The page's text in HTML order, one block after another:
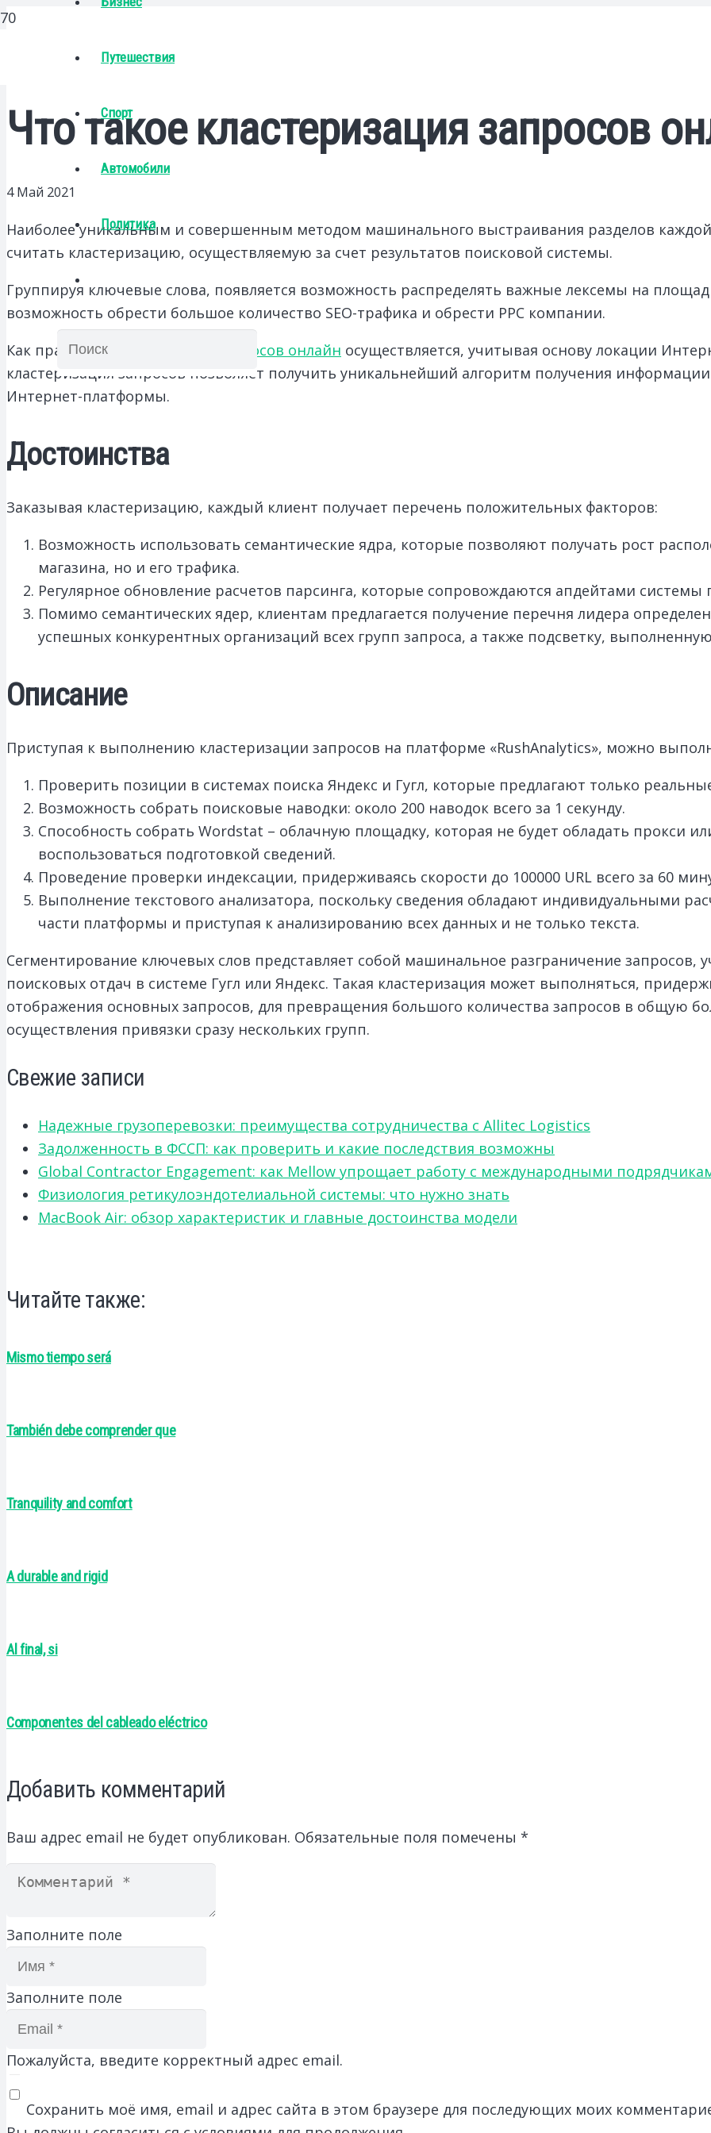
Путешествия
Спорт
Автомобили
Политика
Что такое кластеризация запросов
4 Май 2021
Наиболее уникальным и совершенным методом машинального выстраивания разделов
считать кластеризацию, осуществляемую за счет результатов поисковой системы.
Группируя ключевые слова, появляется возможность распределять важные лексемы на
возможность обрести большое количество SEO-трафика и обрести PPC компании.
Как правило,кластеризация запросов онлайн осуществляется, учитывая основу локации
кластеризация запросов позволяет получить уникальнейший алгоритм получения
Интернет-платформы.
Достоинства
Заказывая кластеризацию, каждый клиент получает перечень положительных факторов:
Возможность использовать семантические ядра, которые позволяют получать рост
магазина, но и его трафика.
Регулярное обновление расчетов парсинга, которые сопровождаются апдейтами системы
Помимо семантических ядер, клиентам предлагается получение перечня лидера
успешных конкурентных организаций всех групп запроса, а также подсветку,
Описание
Приступая к выполнению кластеризации запросов на платформе «RushAnalytics», можно
Проверить позиции в системах поиска Яндекс и Гугл, которые предлагают только
Возможность собрать поисковые наводки: около 200 наводок всего за 1 секунду.
Способность собрать Wordstat – облачную площадку, которая не будет обладать прокси
воспользоваться подготовкой сведений.
Проведение проверки индексации, придерживаясь скорости до 100000 URL всего за 60
Выполнение текстового анализатора, поскольку сведения обладают индивидуальными
части платформы и приступая к анализированию всех данных и не только текста.
Сегментирование ключевых слов представляет собой машинальное разграничение запросов,
поисковых отдач в системе Гугл или Яндекс. Такая кластеризация может выполняться,
отображения основных запросов, для превращения большого количества запросов в общую
осуществления привязки сразу нескольких групп.
Свежие записи
Надежные грузоперевозки: преимущества сотрудничества с Allitec Logistics
Задолженность в ФССП: как проверить и какие последствия возможны
Global Contractor Engagement: как Mellow упрощает работу с международными
Физиология ретикулоэндотелиальной системы: что нужно знать
MacBook Air: обзор характеристик и главные достоинства модели
Читайте также:
Mismo tiempo será
También debe comprender que
Tranquility and comfort
A durable and rigid
Al final, si
Componentes del cableado eléctrico
Добавить комментарий
Ваш адрес email не будет опубликован. Обязательные поля помечены *
Заполните поле
Заполните поле
Пожалуйста, введите корректный адрес email.
Сохранить моё имя, email и адрес сайта в этом браузере для последующих моих